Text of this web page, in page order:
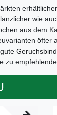
wie
aus dem
zu